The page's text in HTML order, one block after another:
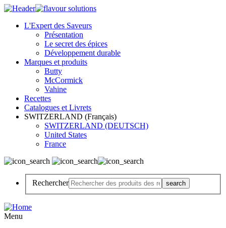
L'Expert des Saveurs
Présentation
Le secret des épices
Développement durable
Marques et produits
Butty
McCormick
Vahine
Recettes
Catalogues et Livrets
SWITZERLAND (Français)
SWITZERLAND (DEUTSCH)
United States
France
Rechercher
Menu